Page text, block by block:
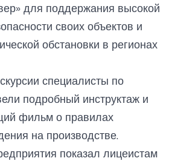
для поддержания высокой
своих объектов и
обстановки в регионах
специалисты по
подробный инструктаж и
фильм о правилах
на производстве.
показал лицеистам